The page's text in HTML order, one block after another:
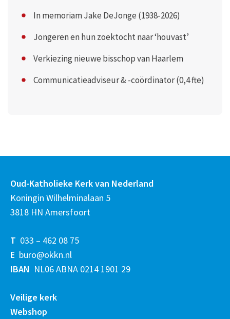
In memoriam Jake DeJonge (1938-2026)
Jongeren en hun zoektocht naar ‘houvast’
Verkiezing nieuwe bisschop van Haarlem
Communicatieadviseur & -coördinator (0,4 fte)
Oud-Katholieke Kerk van Nederland
Koningin Wilhelminalaan 5
3818 HN Amersfoort
T 033 – 462 08 75
E buro@okkn.nl
IBAN NL06 ABNA 0214 1901 29
Veilige kerk
Webshop